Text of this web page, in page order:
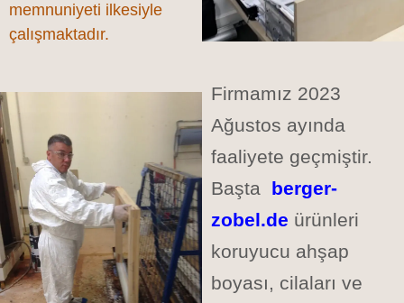
memnuniyeti ilkesiyle
çalışmaktadır.
Firmamız 2023
Ağustos ayında
faaliyete geçmiştir.
Başta berger-
zobel.de ürünleri
koruyucu ahşap
boyası, cilaları ve